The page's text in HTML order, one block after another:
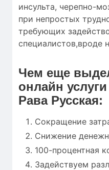
инсульта, черепно-
при непростых
требующих
специалистов,вроде
Чем еще
онлайн
Рава Русская:
Сокращение
Снижение
100-процентная
Задействуем